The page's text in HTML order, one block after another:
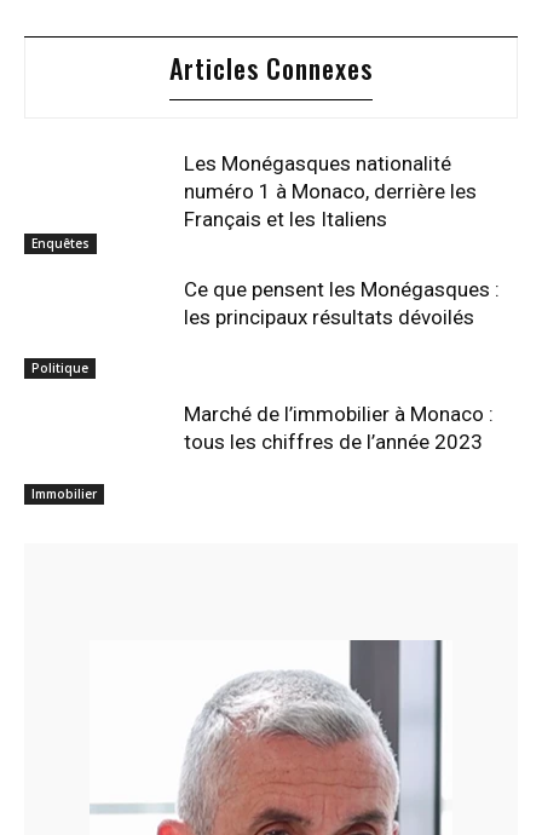
Articles Connexes
Enquêtes
Les Monégasques nationalité
numéro 1 à Monaco, derrière les
Français et les Italiens
Politique
Ce que pensent les Monégasques :
les principaux résultats dévoilés
Immobilier
Marché de l’immobilier à Monaco :
tous les chiffres de l’année 2023